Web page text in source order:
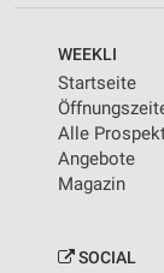
WEEKLI
Startseite
Alle
Angebote
Magazin
SOCIAL